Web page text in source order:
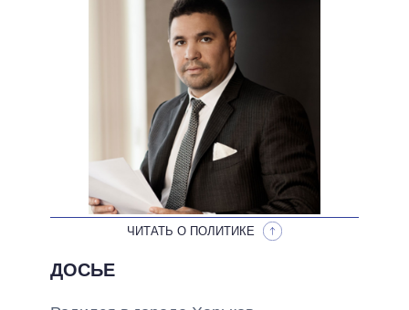
НЕВЫПОЛНЕННЫЕ ОБЕЩАНИЯ
ОБЕЩАНИЯ В ПРОЦЕССЕ
ВСЕ ОБЕЩАНИЯ
АРХИВНЫЕ ОБЕЩАНИЯ
ЧИТАТЬ О ПОЛИТИКЕ
ДОСЬЕ